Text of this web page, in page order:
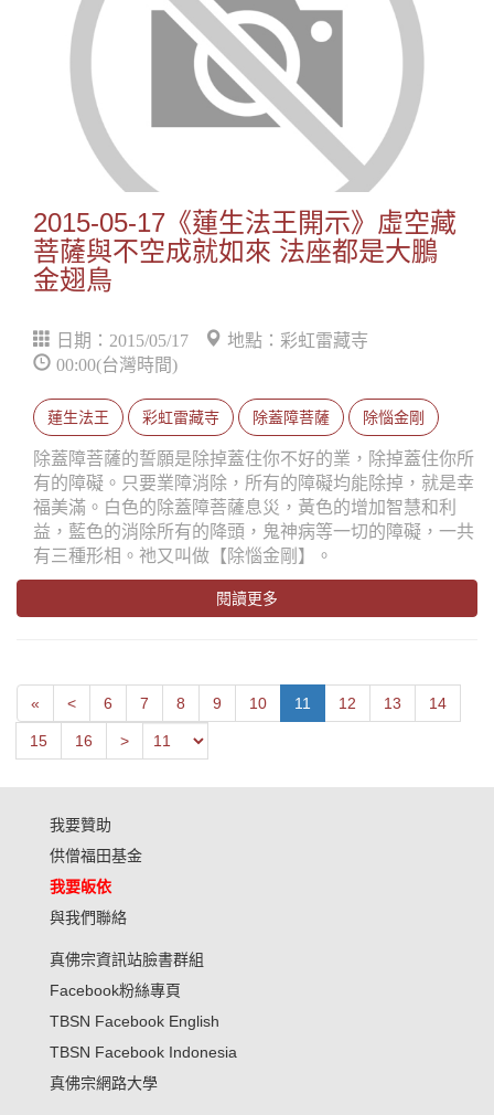
2015-05-17《蓮生法王開示》虛空藏
菩薩與不空成就如來 法座都是大鵬
金翅鳥
日期：2015/05/17
地點：彩虹雷藏寺
00:00(台灣時間)
蓮生法王 彩虹雷藏寺 除蓋障菩薩 除惱金剛
除蓋障菩薩的誓願是除掉蓋住你不好的業，除掉蓋住你所
有的障礙。只要業障消除，所有的障礙均能除掉，就是幸
福美滿。白色的除蓋障菩薩息災，黃色的增加智慧和利
益，藍色的消除所有的降頭，鬼神病等一切的障礙，一共
有三種形相。祂又叫做【除惱金剛】。
閱讀更多
« First<Next6 7 8 9 10 11 12 13 14
15 16 >Previous
我要贊助
供僧福田基金
我要皈依
與我們聯絡
真佛宗資訊站臉書群組
Facebook粉絲專頁
TBSN Facebook English
TBSN Facebook Indonesia
真佛宗網路大學